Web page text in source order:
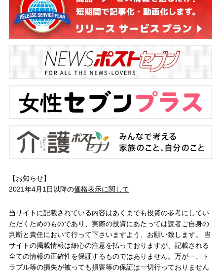
【お知らせ】
2021年4月1日以降の価格表示に関して
当サイトに記載されている内容はあくまでも投資の参考にしてい
ただくためのものであり、実際の投資にあたっては読者ご自身の
判断と責任において行って下さいますよう、お願い致します。 当
サイトの掲載情報は細心の注意を払っておりますが、記載される
全ての情報の正確性を保証するものではありません。万が一、ト
ラブル等の損失が被っても損害等の保証は一切行っておりません